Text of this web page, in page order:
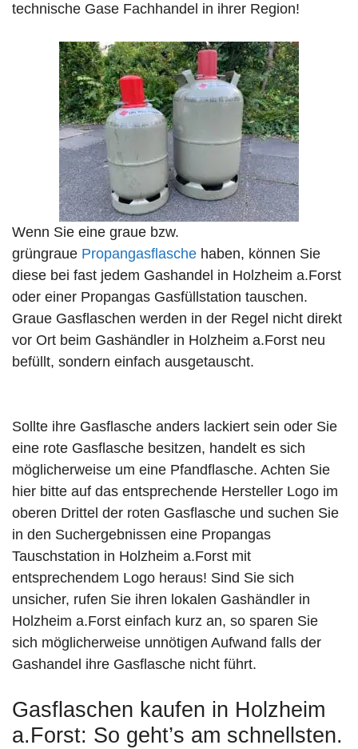
technische Gase Fachhandel in ihrer Region!
Wenn Sie eine graue bzw.
grüngraue Propangasflasche haben, können Sie
diese bei fast jedem Gashandel in Holzheim a.Forst
oder einer Propangas Gasfüllstation tauschen.
Graue Gasflaschen werden in der Regel nicht direkt
vor Ort beim Gashändler in Holzheim a.Forst neu
befüllt, sondern einfach ausgetauscht.
Sollte ihre Gasflasche anders lackiert sein oder Sie
eine rote Gasflasche besitzen, handelt es sich
möglicherweise um eine Pfandflasche. Achten Sie
hier bitte auf das entsprechende Hersteller Logo im
oberen Drittel der roten Gasflasche und suchen Sie
in den Suchergebnissen eine Propangas
Tauschstation in Holzheim a.Forst mit
entsprechendem Logo heraus! Sind Sie sich
unsicher, rufen Sie ihren lokalen Gashändler in
Holzheim a.Forst einfach kurz an, so sparen Sie
sich möglicherweise unnötigen Aufwand falls der
Gashandel ihre Gasflasche nicht führt.
Gasflaschen kaufen in Holzheim
a.Forst: So geht’s am schnellsten.